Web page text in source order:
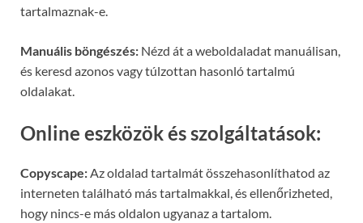
tartalmaznak-e.
Manuális böngészés: Nézd át a weboldaladat manuálisan,
és keresd azonos vagy túlzottan hasonló tartalmú
oldalakat.
Online eszközök és szolgáltatások:
Copyscape:Az oldalad tartalmát összehasonlíthatod az
interneten található más tartalmakkal, és ellenőrizheted,
hogy nincs-e más oldalon ugyanaz a tartalom.